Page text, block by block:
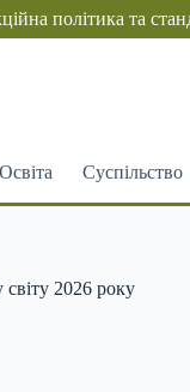
політика та
Освіта Суспільство
світу 2026 року